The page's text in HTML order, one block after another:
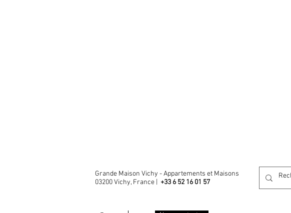
Grande Maison Vichy - Appartements et Maisons
03200 Vichy, France | +33 6 52 16 01 57